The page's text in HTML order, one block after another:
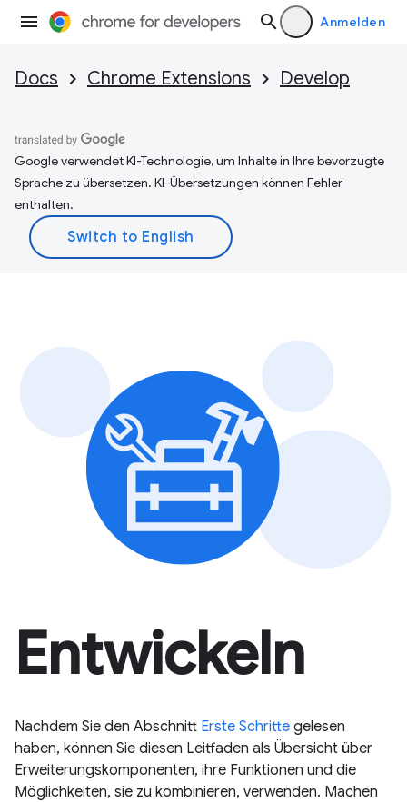
Anmelden
Docs Chrome Extensions Develop
Google verwendet KI-Technologie, um Inhalte in Ihre bevorzugte
Sprache zu übersetzen. KI-Übersetzungen können Fehler
enthalten.
Entwickeln
Nachdem Sie den Abschnitt Erste Schritte gelesen
haben, können Sie diesen Leitfaden als Übersicht über
Erweiterungskomponenten, ihre Funktionen und die
Möglichkeiten, sie zu kombinieren, verwenden. Machen